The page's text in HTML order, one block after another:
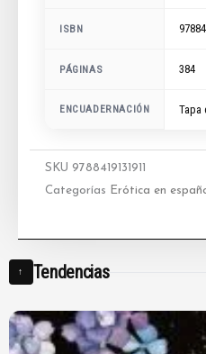
ISBN
PÁGINAS 384
ENCUADERNACIÓN Tapa
SKU 9788419131911
Categorías
Erótica en
↑ Tendencias